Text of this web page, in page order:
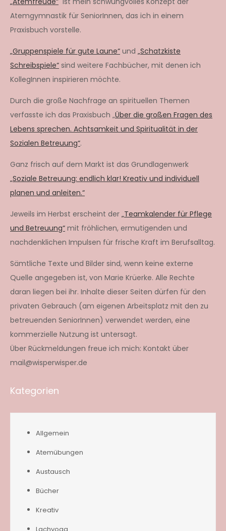
Atemgymnastik für SeniorInnen, das ich in einem
Praxisbuch vorstelle.
„Gruppenspiele für gute Laune“ und „Schatzkiste
Schreibspiele“ sind weitere Fachbücher, mit denen ich
KollegInnen inspirieren möchte.
Durch die große Nachfrage an spirituellen Themen
verfasste ich das Praxisbuch „Über die großen Fragen des
Lebens sprechen. Achtsamkeit und Spiritualität in der
Sozialen Betreuung“.
Ganz frisch auf dem Markt ist das Grundlagenwerk
„Soziale Betreuung: endlich klar! Kreativ und individuell
planen und anleiten.“
Jeweils im Herbst erscheint der „Teamkalender für Pflege
und Betreuung“ mit fröhlichen, ermutigenden und
nachdenklichen Impulsen für frische Kraft im Berufsalltag.
Sämtliche Texte und Bilder sind, wenn keine externe
Quelle angegeben ist, von Marie Krüerke. Alle Rechte
daran liegen bei ihr. Inhalte dieser Seiten dürfen für den
privaten Gebrauch (am eigenen Arbeitsplatz mit den zu
betreuenden SeniorInnen) verwendet werden, eine
kommerzielle Nutzung ist untersagt.
Über Rückmeldungen freue ich mich: Kontakt über
mail@wisperwisper.de
Kategorien
Allgemein
Atemübungen
Austausch
Bücher
Kreativ